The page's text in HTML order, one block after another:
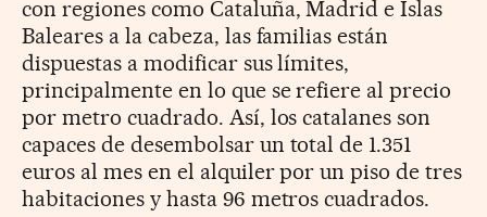
con regiones como Cataluña, Madrid e Islas
Baleares a la cabeza, las familias están
dispuestas a modificar sus límites,
principalmente en lo que se refiere al precio
por metro cuadrado. Así, los catalanes son
capaces de desembolsar un total de 1.351
euros al mes en el alquiler por un piso de tres
habitaciones y hasta 96 metros cuadrados.